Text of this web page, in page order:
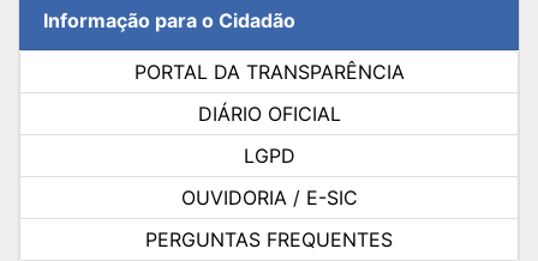
Informação para o Cidadão
PORTAL DA TRANSPARÊNCIA
DIÁRIO OFICIAL
LGPD
OUVIDORIA / E-SIC
PERGUNTAS FREQUENTES